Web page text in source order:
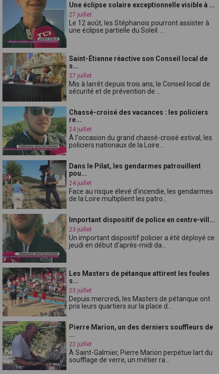
Une éclipse solaire exceptionnelle visible à ...
27 juillet
Le 12 août, les Stéphanois pourront assister à
une éclipse partielle du Soleil. ...
Saint-Étienne réactive son Conseil local de
s...
27 juillet
Mis à larrêt depuis trois ans, le Conseil local de
sécurité et de prévention de ...
Chassé-croisé des vacances : les policiers
re...
24 juillet
À l'occasion du grand chassé-croisé estival, les
policiers nationaux de la Loire...
Dans le Pilat, les gendarmes patrouillent
pou...
24 juillet
Face au risque élevé d'incendie, les gendarmes
de la Loire multiplient les patro...
Important dispositif de police en centre-vill...
23 juillet
Un important dispositif policier a été déployé ce
jeudi en début d'après-midi da...
Les Masters de pétanque attirent les foules
s...
23 juillet
Depuis mercredi, les Masters de pétanque ont
pris leurs quartiers sur la place d...
Pierre Marion, un des derniers souffleurs de
...
22 juillet
À Saint-Galmier, Pierre Marion perpétue lart du
soufflage de verre, un métier ra...